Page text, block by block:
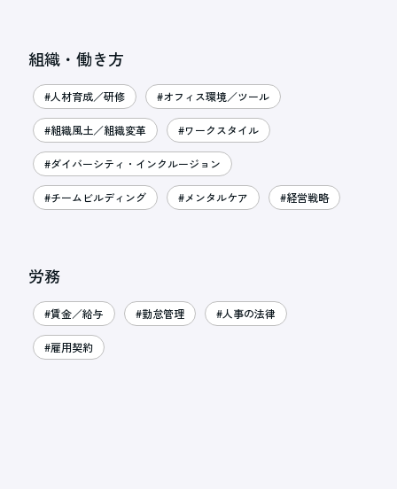
組織・働き方
#人材育成／研修 #オフィス環境／ツール
#組織風土／組織変革 #ワークスタイル
#ダイバーシティ・インクルージョン
#チームビルディング #メンタルケア #経営戦略
労務
#賃金／給与 #勤怠管理 #人事の法律
#雇用契約